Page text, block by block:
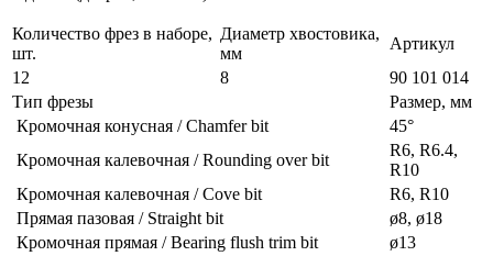
Количество фрез в наборе,
шт.
Диаметр хвостовика,
мм
Артикул
12
8
90 101 014
Тип фрезы
Размер, мм
Кромочная конусная / Chamfer bit
45°
Кромочная калевочная / Rounding over bit
R6, R6.4,
R10
Кромочная калевочная / Cove bit
R6, R10
Прямая пазовая / Straight bit
ø8, ø18
Кромочная прямая / Bearing flush trim bit
ø13